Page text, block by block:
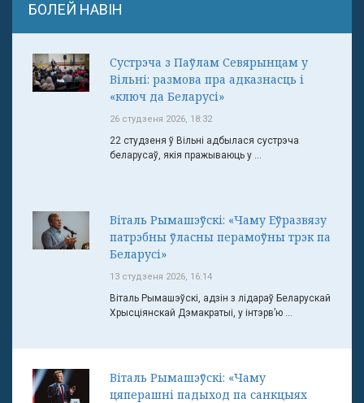
БОЛЕЙ НАВІН
Сустрэча з Паўлам Севярынцам у
Вільні: размова пра адказнасць і
«ключ да Беларусі»
26 студзеня 2026, 18:32
22 студзеня ў Вільні адбылася сустрэча
беларусаў, якія пражываюць у ...
Віталь Рымашэўскі: «Чаму Еўразвязу
патрэбны ўласны перамоўны трэк па
Беларусі»
13 студзеня 2026, 16:14
Віталь Рымашэўскі, адзін з лідараў Беларускай
Хрысціянскай Дэмакратыі, у інтэрв’ю ...
Віталь Рымашэўскі: «Чаму
цяперашні падыход па санкцыях